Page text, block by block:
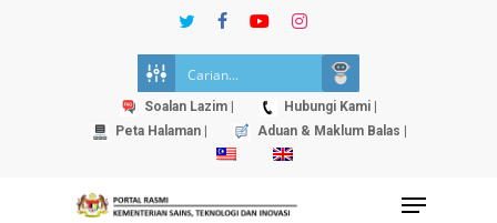
twitterfacebookyoutubeinstagram
Soalan Lazim |
Hubungi Kami |
Peta Halaman |
Aduan & Maklum Balas |
Menu